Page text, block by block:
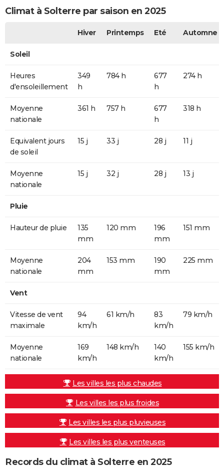
Climat à Solterre par saison en 2025
Hiver Printemps Eté Automne
Soleil
Heures
d'ensoleillement
349
h
784 h
677
h
274 h
Moyenne
nationale
361 h 757 h
677
h
318 h
Equivalent jours
de soleil
15 j 33 j 28 j 11 j
Moyenne
nationale
15 j 32 j 28 j 13 j
Pluie
Hauteur de pluie
135
mm
120 mm
196
mm
151 mm
Moyenne
nationale
204
mm
153 mm
190
mm
225 mm
Vent
Vitesse de vent
maximale
94
km/h
61 km/h
83
km/h
79 km/h
Moyenne
nationale
169
km/h
148 km/h
140
km/h
155 km/h
Les villes les plus chaudes
Les villes les plus froides
Les villes les plus pluvieuses
Les villes les plus venteuses
Records du climat à Solterre en 2025